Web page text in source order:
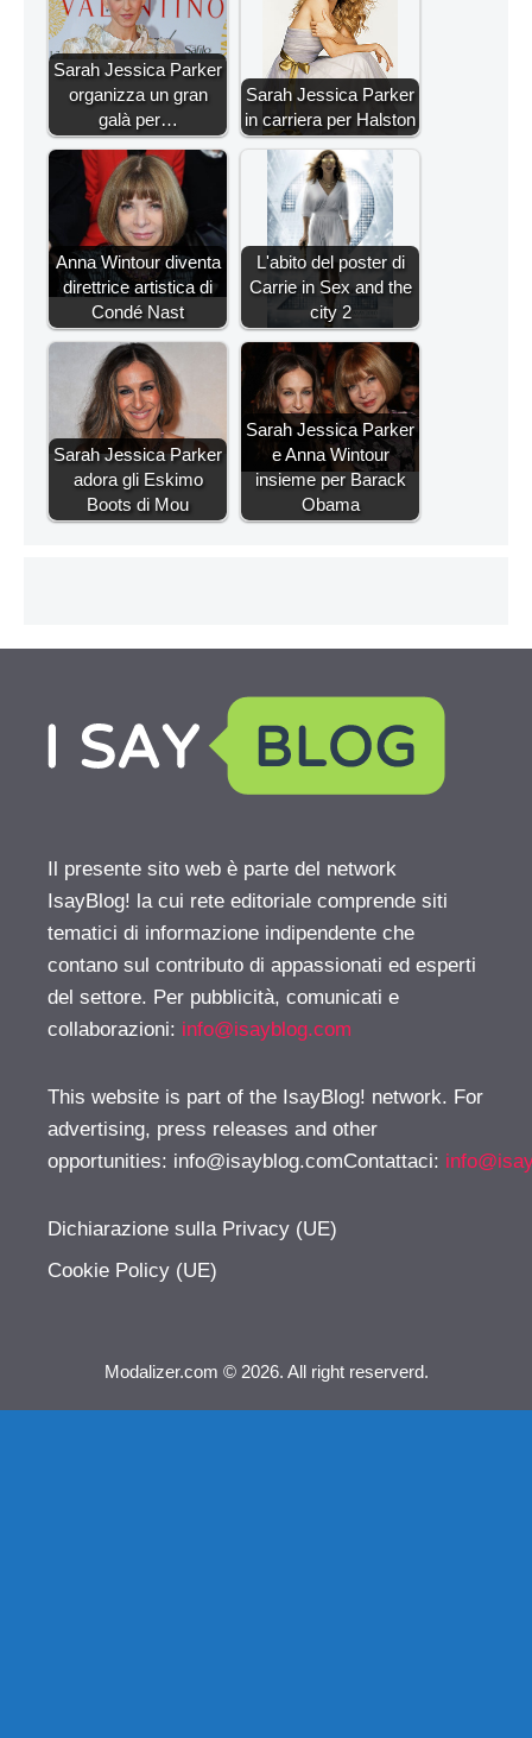
Sarah Jessica Parker
organizza un gran
galà per…
Sarah Jessica Parker
in carriera per Halston
Anna Wintour diventa
direttrice artistica di
Condé Nast
L'abito del poster di
Carrie in Sex and the
city 2
Sarah Jessica Parker
adora gli Eskimo
Boots di Mou
Sarah Jessica Parker
e Anna Wintour
insieme per Barack
Obama
Il presente sito web è parte del network
IsayBlog! la cui rete editoriale comprende siti
tematici di informazione indipendente che
contano sul contributo di appassionati ed esperti
del settore. Per pubblicità, comunicati e
collaborazioni: info@isayblog.com
This website is part of the IsayBlog! network. For
advertising, press releases and other
opportunities: info@isayblog.comContattaci:
Dichiarazione sulla Privacy (UE)
Cookie Policy (UE)
Modalizer.com © 2026. All right reserverd.